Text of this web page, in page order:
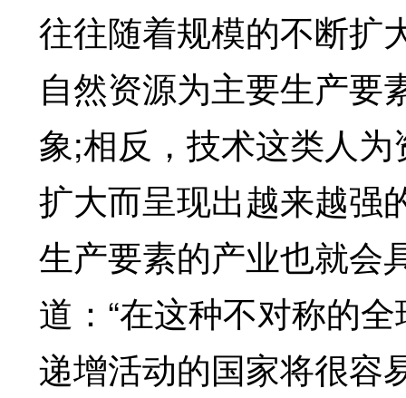
往往随着规模的不断扩
自然资源为主要生产要
象;相反，技术这类人
扩大而呈现出越来越强
生产要素的产业也就会
道：“在这种不对称的
递增活动的国家将很容